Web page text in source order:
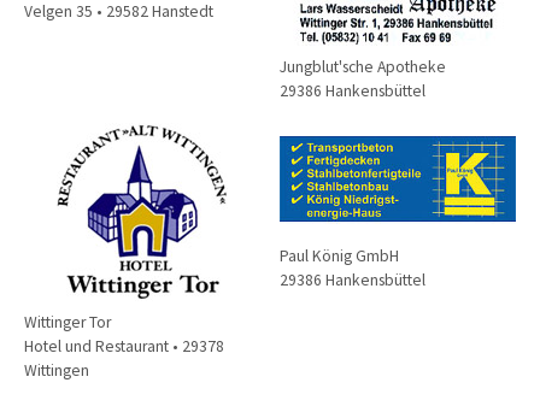
Velgen 35 • 29582 Hanstedt
Jungblut'sche Apotheke
29386 Hankensbüttel
Wittinger Tor
Hotel und Restaurant • 29378
Wittingen
Paul König GmbH
29386 Hankensbüttel